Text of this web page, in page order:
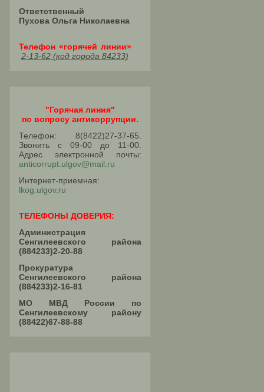
Ответственный
Пухова Ольга Николаевна
Телефон «горячей линии»
2-13-62 (код города 84233)
"Горячая линия"
по вопросу антикоррупции.
Телефон: 8(8422)27-37-65.
Звонить с 09-00 до 11-00.
Адрес электронной почты:
anticorrupt.ulgov@mail.ru
Интернет-приемная:
lkog.ulgov.ru
ТЕЛЕФОНЫ ДОВЕРИЯ:
Администрация
Сенгилеевского района
(884233)2-20-88
Прокуратура
Сенгилеевского района
(884233)2-16-81
МО МВД России по
Сенгилеевскому району
(88422)67-88-88